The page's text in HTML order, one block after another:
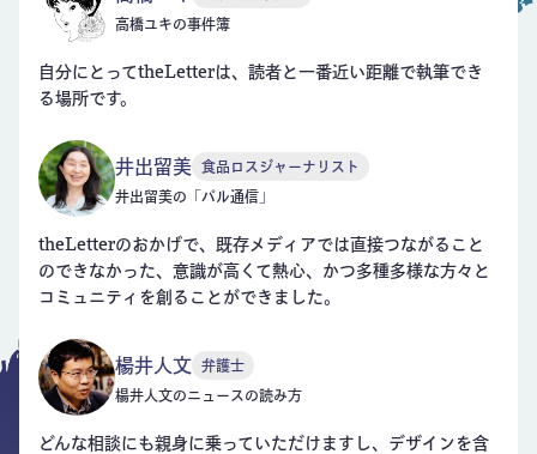
高橋ユキの事件簿
自分にとってtheLetterは、読者と一番近い距離で執筆でき
る場所です。
井出留美 食品ロスジャーナリスト
井出留美の「パル通信」
theLetterのおかげで、既存メディアでは直接つながること
のできなかった、意識が高くて熱心、かつ多種多様な方々と
コミュニティを創ることができました。
楊井人文 弁護士
楊井人文のニュースの読み方
どんな相談にも親身に乗っていただけますし、デザインを含